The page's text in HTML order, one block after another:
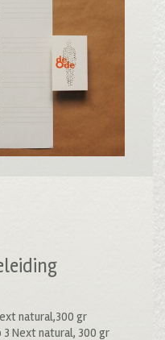
natural,300 gr
Next natural, 300 gr